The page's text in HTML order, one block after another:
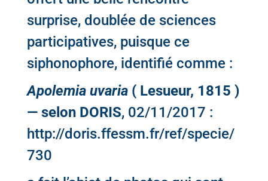
surprise, doublée de sciences
participatives, puisque ce
siphonophore, identifié comme :
Apolemia uvaria( Lesueur, 1815 )
— selon DORIS, 02/11/2017 :
http://doris.ffessm.fr/ref/specie/
730